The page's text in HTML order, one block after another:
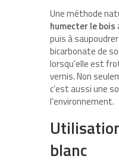
Une méthode
humecter le bois
puis à
bicarbonate de
lorsqu’elle est
vernis. Non
c’est aussi une
l’environnement.
blanc